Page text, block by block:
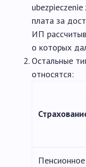
плата за
ИП
о которых
Остальные
относятся: